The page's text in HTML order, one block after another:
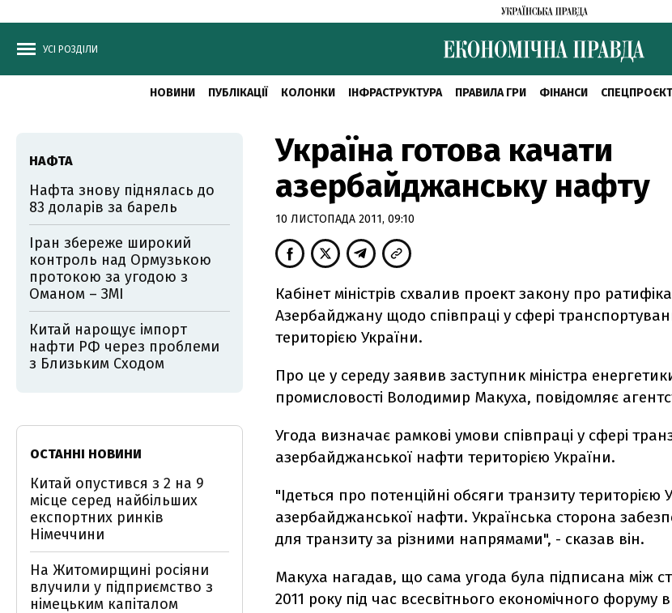
УСІ РОЗДІЛИ
НОВИНИ ПУБЛІКАЦІЇ КОЛОНКИ ІНФРАСТРУКТУРА ПРАВИЛА ГРИ ФІНАНСИ
Україна готова качати
азербайджанську нафту
10 ЛИСТОПАДА 2011, 09:10
Кабінет міністрів схвалив проект закону про
Азербайджану щодо співпраці у сфері
територією України.
Про це у середу заявив заступник міністра
промисловості Володимир Макуха, повідомляє
Угода визначає рамкові умови співпраці у сфері
азербайджанської нафти територією України.
"Ідеться про потенційні обсяги транзиту територією
азербайджанської нафти. Українська сторона
для транзиту за різними напрямами", - сказав він.
Макуха нагадав, що сама угода була підписана між
2011 року під час всесвітнього економічного форуму
НАФТА
Нафта знову піднялась до
83 доларів за барель
Іран збереже широкий
контроль над Ормузькою
протокою за угодою з
Оманом – ЗМІ
Китай нарощує імпорт
нафти РФ через проблеми
з Близьким Сходом
ОСТАННІ НОВИНИ
Китай опустився з 2 на 9
місце серед найбільших
експортних ринків
Німеччини
На Житомирщині росіяни
влучили у підприємство з
німецьким капіталом